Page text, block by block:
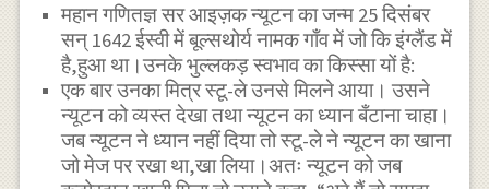
महान गणितज्ञ सर आइज़क न्यूटन का जन्म 25 दिसंबर
सन् 1642 ईस्वी में बूल्सथोर्य नामक गाँव में जो कि इंग्लैंड में
है,हुआ था।उनके भुल्लकड़ स्वभाव का किस्सा यों है:
एक बार उनका मित्र स्टू-ले उनसे मिलने आया। उसने
न्यूटन को व्यस्त देखा तथा न्यूटन का ध्यान बँटाना चाहा।
जब न्यूटन ने ध्यान नहीं दिया तो स्टू-ले ने न्यूटन का खाना
जो मेज पर रखा था,खा लिया।अतः न्यूटन को जब